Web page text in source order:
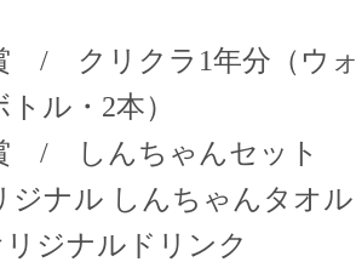
/ クリクラ1年分（ウ
ル・2本）
/ しんちゃんセット
ジナル しんちゃんタオ
ジナルドリンク